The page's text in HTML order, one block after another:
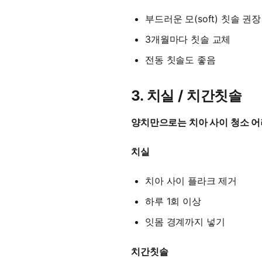
부드러운 모(soft) 칫솔 권장
3개월마다 칫솔 교체
전동 칫솔도 좋음
3. 치실 / 치간칫솔
양치만으로는 치아 사이 청소
치실
치아 사이 플라크 제거
하루 1회 이상
잇몸 경계까지 넣기
치간칫솔